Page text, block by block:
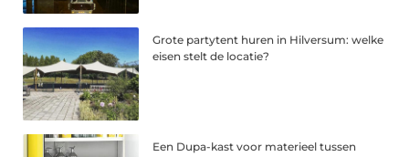
Grote partytent huren in Hilversum: welke
eisen stelt de locatie?
Een Dupa-kast voor materieel tussen